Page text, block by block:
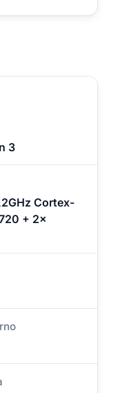
3
Cortex-
+ 2x